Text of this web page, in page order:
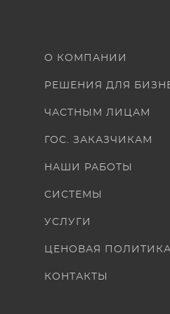
О КОМПАНИИ
РЕШЕНИЯ ДЛЯ
ЧАСТНЫМ ЛИЦАМ
ГОС. ЗАКАЗЧИКАМ
НАШИ РАБОТЫ
СИСТЕМЫ
УСЛУГИ
ЦЕНОВАЯ ПОЛИТИКА
КОНТАКТЫ